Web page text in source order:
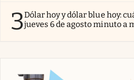
3Dólar hoy y dólar blue hoy:
jueves 6 de agosto minuto a